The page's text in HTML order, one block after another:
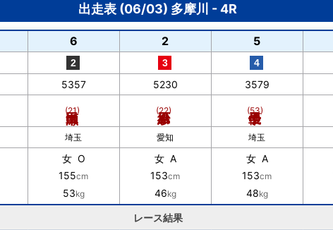
出走表 (06/03) 多摩川 - 4R
6 2 5
5357 5230 3579
(21) (22) (53)
埼玉 愛知 埼玉
女 O
155cm
53kg
女 A
153cm
46kg
女 A
153cm
48kg
レース結果